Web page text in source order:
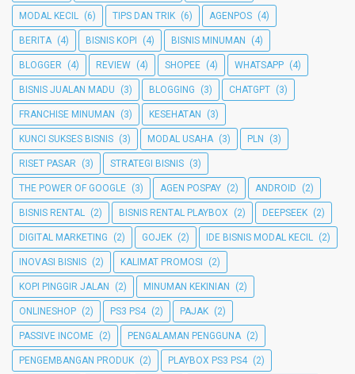
MODAL KECIL (6) TIPS DAN TRIK (6) AGENPOS (4)
BERITA (4) BISNIS KOPI (4) BISNIS MINUMAN (4)
BLOGGER (4) REVIEW (4) SHOPEE (4) WHATSAPP (4)
BISNIS JUALAN MADU (3) BLOGGING (3) CHATGPT (3)
FRANCHISE MINUMAN (3) KESEHATAN (3)
KUNCI SUKSES BISNIS (3) MODAL USAHA (3) PLN (3)
RISET PASAR (3) STRATEGI BISNIS (3)
THE POWER OF GOOGLE (3) AGEN POSPAY (2) ANDROID (2)
BISNIS RENTAL (2) BISNIS RENTAL PLAYBOX (2) DEEPSEEK (2)
DIGITAL MARKETING (2) GOJEK (2) IDE BISNIS MODAL KECIL (2)
INOVASI BISNIS (2) KALIMAT PROMOSI (2)
KOPI PINGGIR JALAN (2) MINUMAN KEKINIAN (2)
ONLINESHOP (2) PS3 PS4 (2) PAJAK (2)
PASSIVE INCOME (2) PENGALAMAN PENGGUNA (2)
PENGEMBANGAN PRODUK (2) PLAYBOX PS3 PS4 (2)